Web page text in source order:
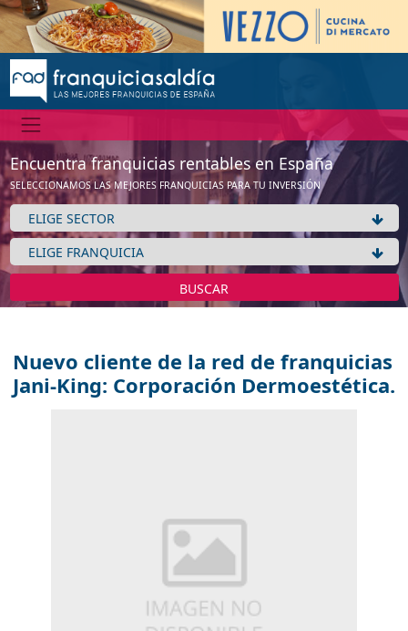
Encuentra franquicias rentables en España
SELECCIONAMOS LAS MEJORES FRANQUICIAS PARA TU INVERSIÓN
BUSCAR
Nuevo cliente de la red de franquicias
Jani-King: Corporación Dermoestética.